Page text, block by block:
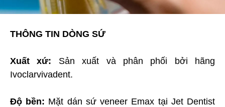
THÔNG TIN DÒNG SỨ
Xuất xứ: Sản xuất và phân phối bởi hãng
Ivoclarvivadent.
Độ bền: Mặt dán sứ veneer Emax tại Jet Dentist